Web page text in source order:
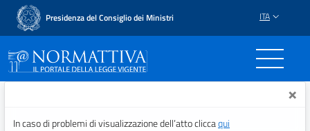
Presidenza del Consiglio dei Ministri ITA
Normattiva - Il portale ×
In caso di problemi di visualizzazione dell’atto cliccaqui